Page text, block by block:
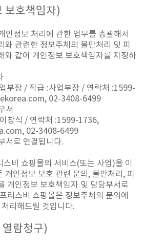
보호책임자)
정보 처리에 관한 업무를 총괄해서
와 관련한 정보주체의 불만처리 및 피
와 같이 개인정보 보호책임자를 지정하
부장 / 직급 :사업부장 / 연락처 :1599-
02-3408-6499
서
창식 / 연락처 :1599-1736,
02-3408-6499
서로 연결됩니다.
비 쇼핑몰의 서비스(또는 사업)을 이
개인정보 보호 관련 문의, 불만처리, 피
개인정보 보호책임자 및 담당부서로
리스비 쇼핑몰은 정보주체의 문의에
리해드릴 것입니다.
람청구)